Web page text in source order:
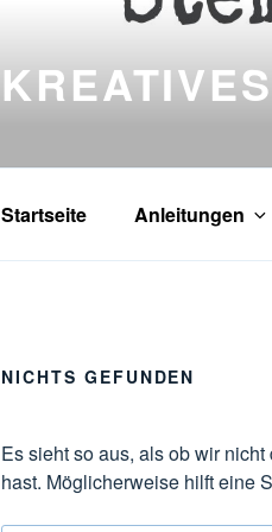
Startseite Anleitungen
NICHTS GEFUNDEN
Es sieht so aus, als ob wir
hast. Möglicherweise hilft eine